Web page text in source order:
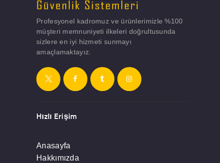
Profesyonel kadromuz ve ürünlerimizle %100
müşteri memnuniyeti ilkeleri doğrultusunda
sizlere en iyi hizmeti sunmayı
amaçlamaktayız.
Hızlı Erişim
Anasayfa
Hakkımızda